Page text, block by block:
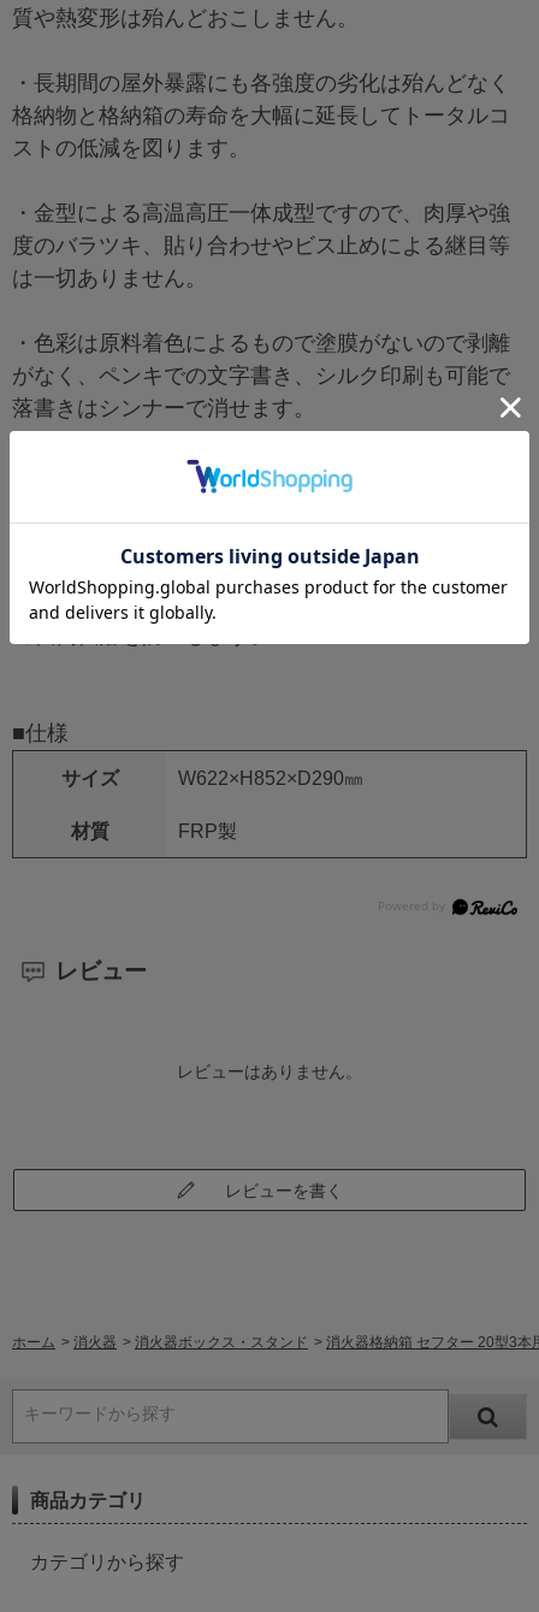
質や熱変形は殆んどおこしません。
・長期間の屋外暴露にも各強度の劣化は殆んどなく
格納物と格納箱の寿命を大幅に延長してトータルコ
ストの低減を図ります。
・金型による高温高圧一体成型ですので、肉厚や強
度のバラツキ、貼り合わせやビス止めによる継目等
は一切ありません。
・色彩は原料着色によるもので塗膜がないので剥離
がなく、ペンキでの文字書き、シルク印刷も可能で
落書きはシンナーで消せます。
・本体縁部外周に段差を設け蓋をオーバーハングさ
・ワンタッチ止金を採用して扉の接触開放や消火器
■仕様
サイズ W622×H852×D290㎜
材質 FRP製
レビュー
レビューはありません。
レビューを書く
ホーム > 消火器 > 消火器ボックス・スタンド > 消火器格納箱 セフター 20型3本
キーワードから探す
商品カテゴリ
カテゴリから探す